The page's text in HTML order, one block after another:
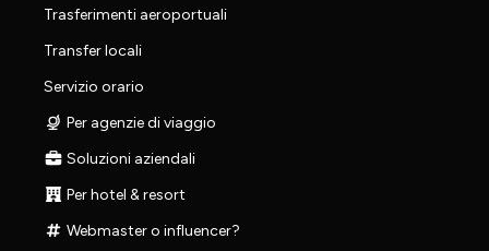
Trasferimenti aeroportuali
Transfer locali
Servizio orario
Per agenzie di viaggio
Soluzioni aziendali
Per hotel & resort
Webmaster o influencer?